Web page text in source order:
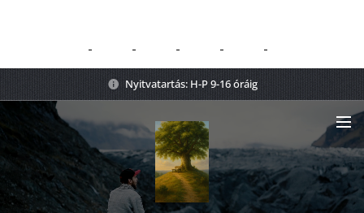
Nyitvatartás: H-P 9-16 óráig